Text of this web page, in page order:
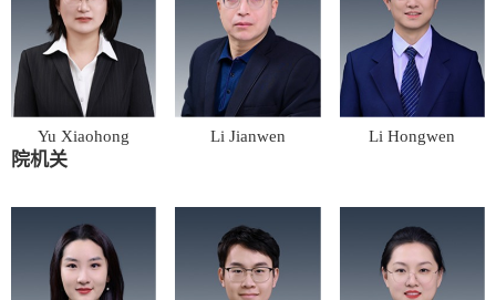
Yu Xiaohong Li Jianwen Li Hongwen
院机关